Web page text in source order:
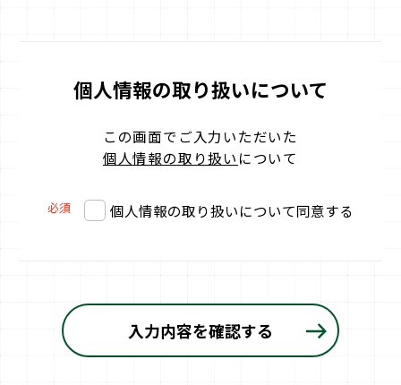
個人情報の取り扱いについて
この画面でご入力いただいた
個人情報の取り扱い について
必須 個人情報の取り扱いについて同意する
入力内容を確認する